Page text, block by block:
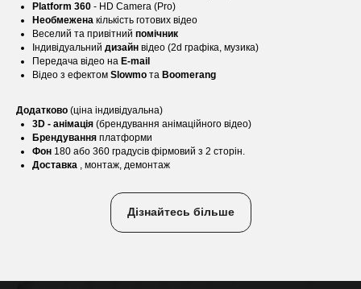
Platform 360 - HD Camera (Pro)
Необмежена кількість готових відео
Веселий та привітний помічник
Індивідуальний дизайн відео (2d графіка, музика)
Передача відео на E-mail
Відео з ефектом Slowmo та Boomerang
Додатково (ціна індивідуальна)
3D - анімація (брендування анімаційного відео)
Брендування платформи
Фон 180 або 360 градусів фірмовий з 2 сторін.
Доставка , монтаж, демонтаж
Дізнайтесь більше